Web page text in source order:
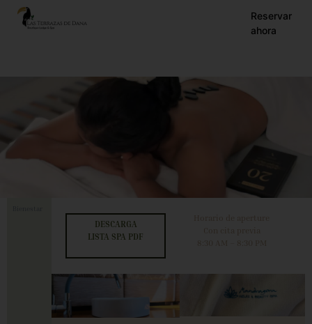
Reservar
ahora
DESCARGA
LISTA SPA PDF
Horario de aperture
Con cita previa
8:30 AM – 8:30 PM